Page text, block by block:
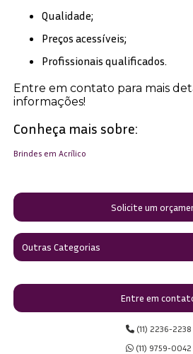
Qualidade;
Preços acessíveis;
Profissionais qualificados.
Entre em contato para mais
informações!
Conheça mais sobre:
Brindes em Acrílico
Solicite um
Outras Categorias
Entre em
(11) 2236-2238
(11) 9759-0042